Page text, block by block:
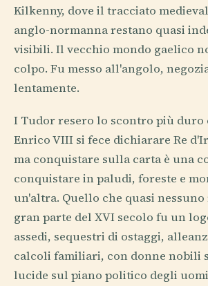
Kilkenny, dove il tracciato
anglo-normanna restano quasi
visibili. Il vecchio mondo gaelico
colpo. Fu messo all'angolo,
lentamente.
I Tudor resero lo scontro più duro
Enrico VIII si fece dichiarare Re
ma conquistare sulla carta è una
conquistare in paludi, foreste e
un'altra. Quello che quasi nessuno
gran parte del XVI secolo fu un
assedi, sequestri di ostaggi,
calcoli familiari, con donne nobili
lucide sul piano politico degli